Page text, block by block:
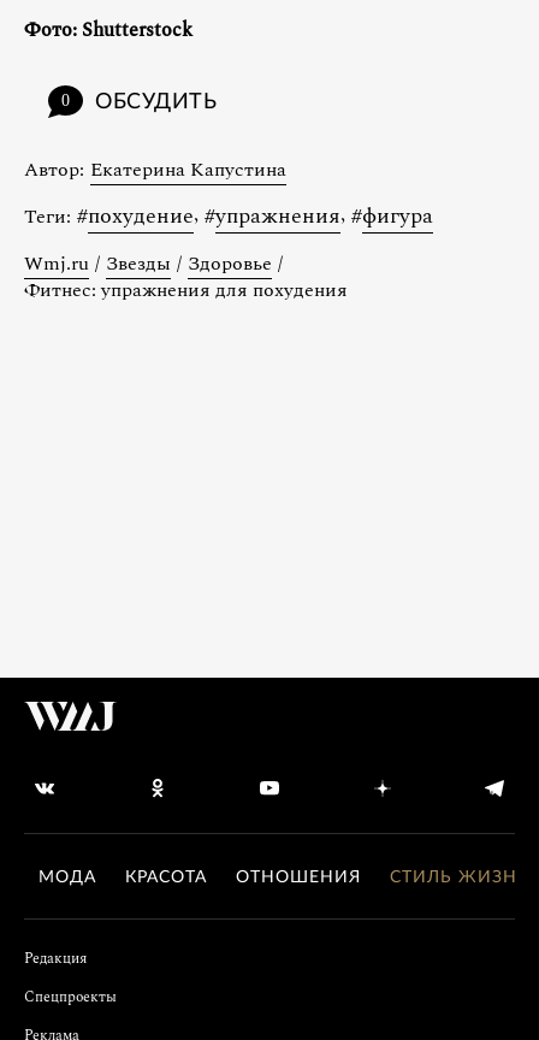
Фото: Shutterstock
0 ОБСУДИТЬ
Автор: Екатерина Капустина
Теги: #похудение, #упражнения, #фигура
Wmj.ru / Звезды / Здоровье /
Фитнес: упражнения для похудения
МОДА КРАСОТА ОТНОШЕНИЯ СТИЛЬ ЖИЗНИ
Редакция
Спецпроекты